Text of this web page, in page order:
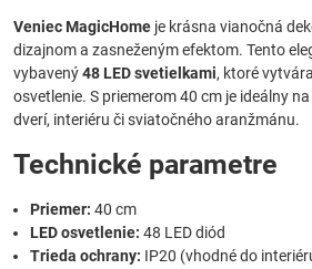
Veniec MagicHome je krásna vianočná
dizajnom a zasneženým efektom. Tento
vybavený48 LED svetielkami, ktoré
osvetlenie. S priemerom 40 cm je ideálny
dverí, interiéru či sviatočného aranžmánu.
Technické parametre
Priemer: 40 cm
LED osvetlenie: 48 LED diód
Trieda ochrany: IP20 (vhodné do